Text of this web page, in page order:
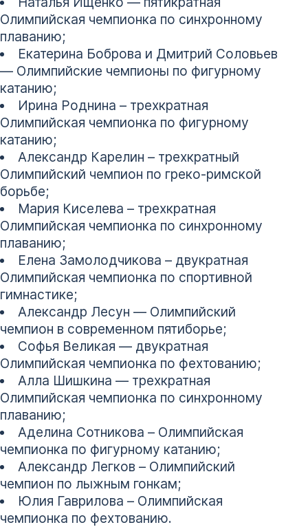
Олимпийская чемпионка по синхронному
плаванию;
Екатерина Боброва и Дмитрий Соловьев
— Олимпийские чемпионы по фигурному
катанию;
Ирина Роднина – трехкратная
Олимпийская чемпионка по фигурному
катанию;
Александр Карелин – трехкратный
Олимпийский чемпион по греко-римской
борьбе;
Мария Киселева – трехкратная
Олимпийская чемпионка по синхронному
плаванию;
Елена Замолодчикова – двукратная
Олимпийская чемпионка по спортивной
гимнастике;
Александр Лесун — Олимпийский
чемпион в современном пятиборье;
Софья Великая — двукратная
Олимпийская чемпионка по фехтованию;
Алла Шишкина — трехкратная
Олимпийская чемпионка по синхронному
плаванию;
Аделина Сотникова – Олимпийская
чемпионка по фигурному катанию;
Александр Легков – Олимпийский
чемпион по лыжным гонкам;
Юлия Гаврилова – Олимпийская
чемпионка по фехтованию.